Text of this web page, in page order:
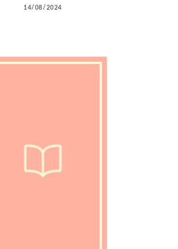
14/08/2024